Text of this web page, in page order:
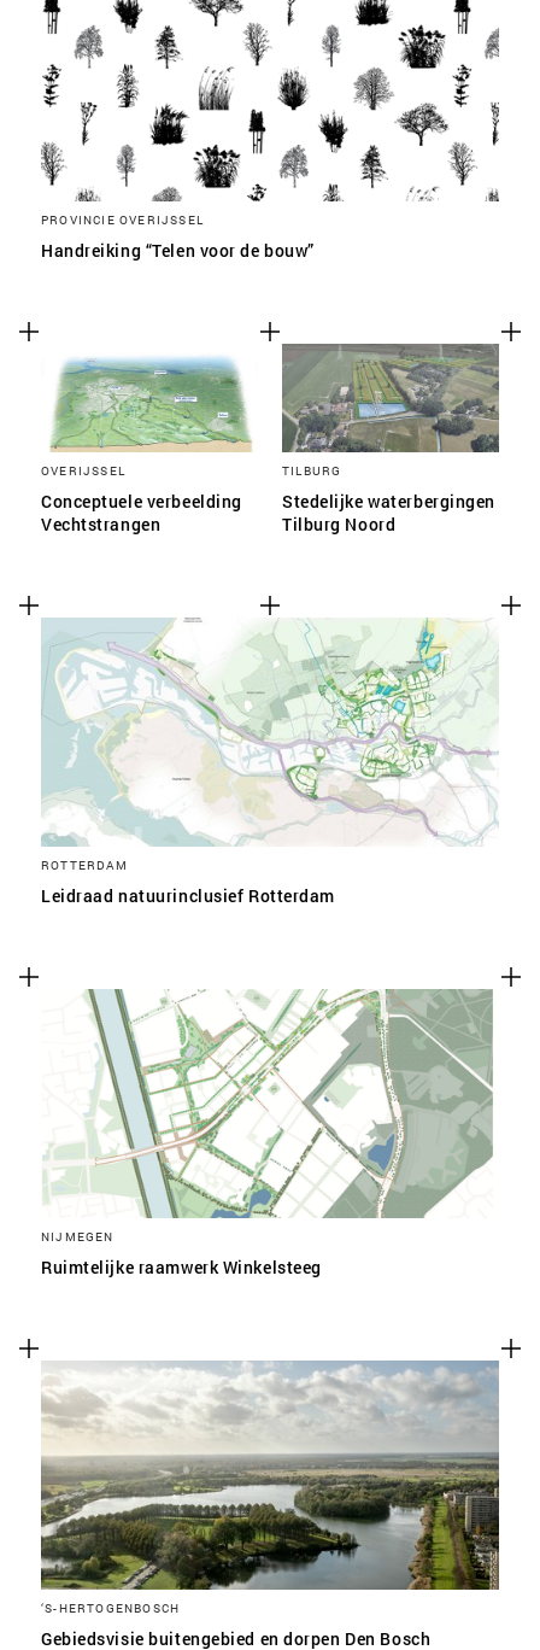
PROVINCIE OVERIJSSEL
Handreiking “Telen voor de bouw”
OVERIJSSEL
Conceptuele verbeelding
Vechtstrangen
TILBURG
Stedelijke waterbergingen
Tilburg Noord
ROTTERDAM
Leidraad natuurinclusief Rotterdam
NIJMEGEN
Ruimtelijke raamwerk Winkelsteeg
‘S-HERTOGENBOSCH
Gebiedsvisie buitengebied en dorpen Den Bosch